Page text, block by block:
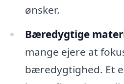
ønsker.
Bæredygtige
mange ejere at
bæredygtighed. Et